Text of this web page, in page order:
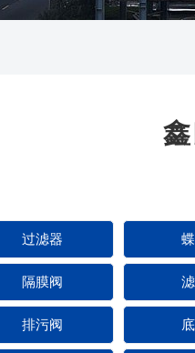
鑫
过滤器
隔膜阀
排污阀